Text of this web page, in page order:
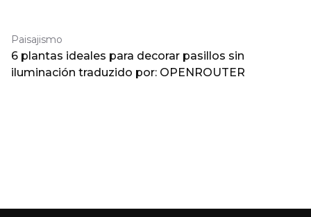
Paisajismo
6 plantas ideales para decorar pasillos sin
iluminación traduzido por: OPENROUTER